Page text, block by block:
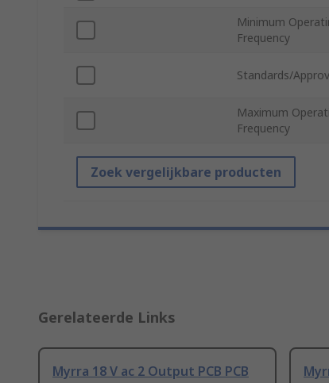
Minimum
Frequency
Standards/
Maximum
Frequency
Zoek vergelijkbare producten
Gerelateerde Links
Myrra 18 V ac 2 Output PCB PCB